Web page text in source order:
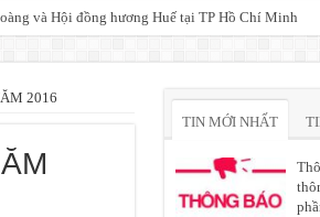
và Hội đồng hương Huế tại TP Hồ Chí Minh
2016
TIN MỚI NHẤT